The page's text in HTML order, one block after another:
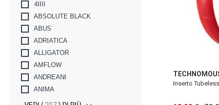
Inserto
4IIII
ABSOLUTE BLACK
ABUS
ADRIATICA
ALLIGATOR
AMFLOW
ANDREANI
ANIMA